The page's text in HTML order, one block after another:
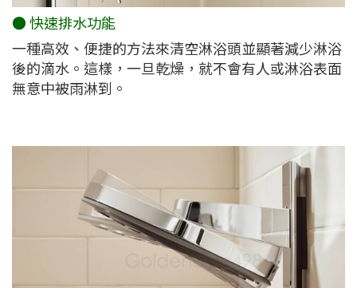
● 快速排水功能
一種高效、便捷的方法來清空淋浴頭並顯著減少淋浴
後的滴水。這樣，一旦乾燥，就不會有人或淋浴表面
無意中被雨淋到。